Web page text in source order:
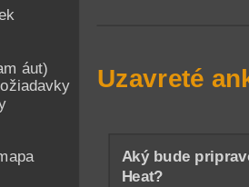
áut)
Uzavreté
Aký bude
Heat?